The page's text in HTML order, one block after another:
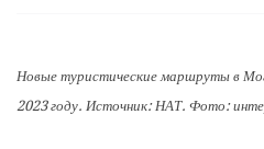
Новые туристические маршруты в
2023 году. Источник: НАТ. Фото: